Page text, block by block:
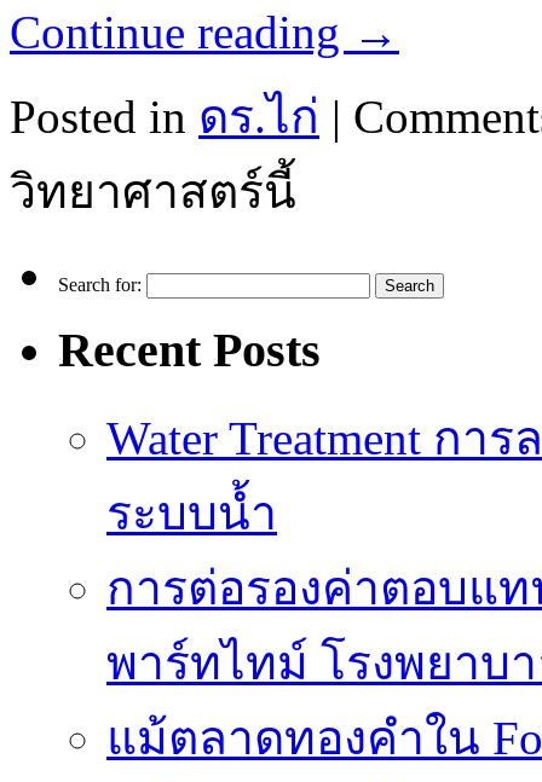
Continue reading →
Posted in ดร.ไก่ |
วิทยาศาสตร์นี้
Search for:
Recent Posts
Water Treatment ก
ระบบน้ำ
การต่อรองค่าตอบแ
พาร์ทไทม์ โรงพยาบ
แม้ตลาดทองคำใน